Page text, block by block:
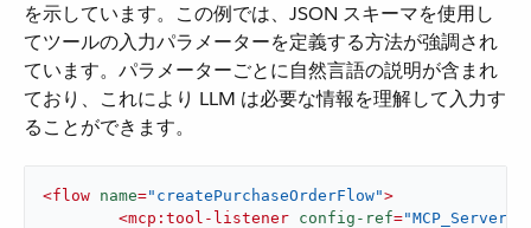
を示しています。この例では、JSON スキーマを使用し
てツールの入力パラメーターを定義する方法が強調され
ています。パラメーターごとに自然言語の説明が含まれ
ており、これにより LLM は必要な情報を理解して入力す
ることができます。
<flow name="createPurchaseOrderFlow">
<mcp:tool-listener config-ref="MCP_Server"